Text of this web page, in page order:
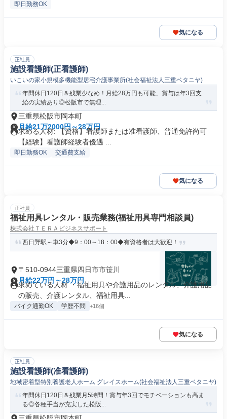
即日勤務OK
気になる
正社員
施設看護師(正看護師)
いこいの家小規模多機能型居宅介護事業所(社会福祉法人三重ベタニヤ)
年間休日120日＆残業少なめ！月給28万円も可能、賞与は年3回支
給の実績あり◎松阪市で無理...
三重県松阪市岡本町
月給21万2000円～28万円
求める人材: 【資格】看護師または准看護師、普通免許尚可
【経験】看護師経験者優遇 ...
即日勤務OK 交通費支給
気になる
正社員
福祉用具レンタル・販売業務(福祉用具専門相談員)
株式会社ＴＥＲＡビジネスサポート
西日野駅～車3分◆9：00～18：00◆有資格者は大歓迎！
〒510-0944三重県四日市市笹川
月給22万円～28万円
求めている人材 ・福祉用具や介護用品のレンタル、介護用品
の販売、介護レンタル、福祉用具...
バイク通勤OK 学歴不問 +16個
気になる
正社員
施設看護師(准看護師)
地域密着型特別養護老人ホーム グレイスホーム(社会福祉法人三重ベタニヤ)
年間休日120日＆残業月5時間！賞与年3回でモチベーションも高ま
る◎各種手当が充実した松阪...